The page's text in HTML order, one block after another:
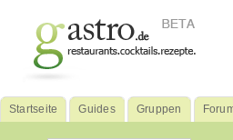
Startseite Guides Gruppen